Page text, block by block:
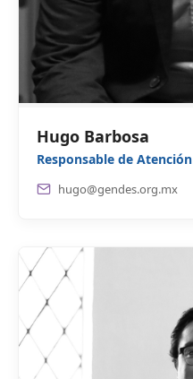
Hugo Barbosa
Responsable de Atención
hugo@gendes.org.mx